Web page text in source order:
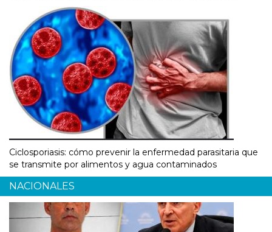
Ciclosporiasis: cómo prevenir la enfermedad parasitaria que
se transmite por alimentos y agua contaminados
NACIONALES